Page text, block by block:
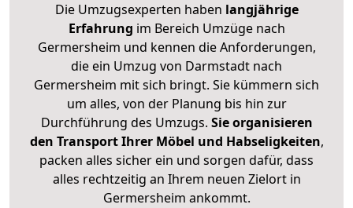
Die Umzugsexperten haben langjährige
Erfahrung im Bereich Umzüge nach
Germersheim und kennen die Anforderungen,
die ein Umzug von Darmstadt nach
Germersheim mit sich bringt. Sie kümmern sich
um alles, von der Planung bis hin zur
Durchführung des Umzugs. Sie organisieren
den Transport Ihrer Möbel und Habseligkeiten,
packen alles sicher ein und sorgen dafür, dass
alles rechtzeitig an Ihrem neuen Zielort in
Germersheim ankommt.